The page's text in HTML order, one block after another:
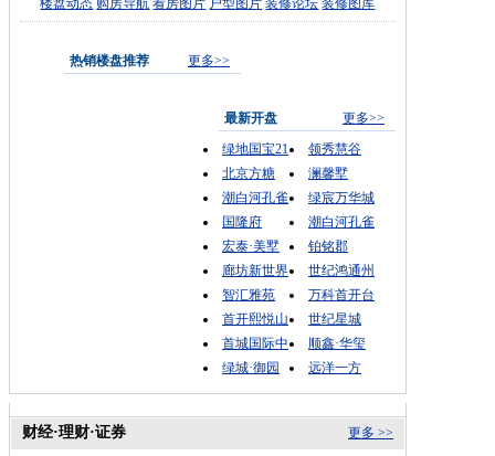
楼盘动态 购房导航 看房图片 户型图片 装修论坛 装修图库
热销楼盘推荐 更多>>
最新开盘
更多>>
绿地国宝21
领秀慧谷
北京方糖
澜馨墅
潮白河孔雀
绿宸万华城
国隆府
潮白河孔雀
宏泰·美墅
铂铭郡
廊坊新世界
世纪鸿通州
智汇雅苑
万科首开台
首开熙悦山
世纪星城
首城国际中
顺鑫·华玺
绿城·御园
远洋一方
更多 >>
财经·理财·证券